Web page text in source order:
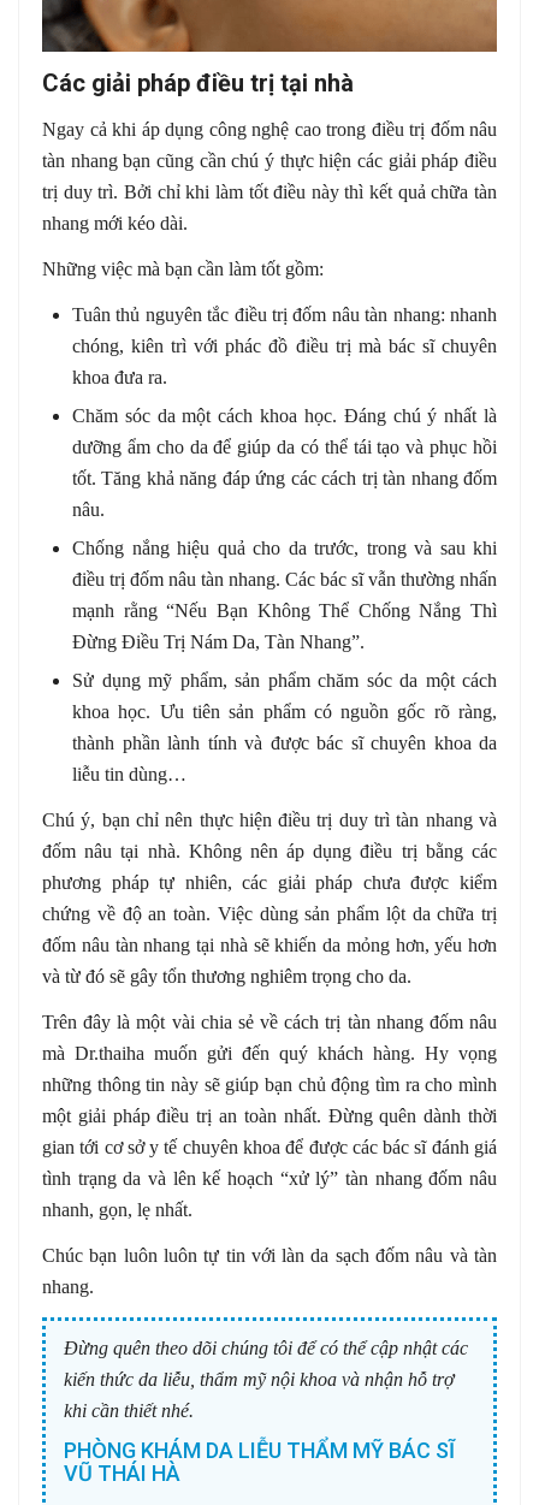
Các giải pháp điều trị tại nhà
Ngay cả khi áp dụng công nghệ cao trong điều trị đốm nâu
tàn nhang bạn cũng cần chú ý thực hiện các giải pháp điều
trị duy trì. Bởi chỉ khi làm tốt điều này thì kết quả chữa tàn
nhang mới kéo dài.
Những việc mà bạn cần làm tốt gồm:
Tuân thủ nguyên tắc điều trị đốm nâu tàn nhang: nhanh
chóng, kiên trì với phác đồ điều trị mà bác sĩ chuyên
khoa đưa ra.
Chăm sóc da một cách khoa học. Đáng chú ý nhất là
dưỡng ẩm cho da để giúp da có thể tái tạo và phục hồi
tốt. Tăng khả năng đáp ứng các cách trị tàn nhang đốm
nâu.
Chống nắng hiệu quả cho da trước, trong và sau khi
điều trị đốm nâu tàn nhang. Các bác sĩ vẫn thường nhấn
mạnh rằng “Nếu Bạn Không Thể Chống Nắng Thì
Đừng Điều Trị Nám Da, Tàn Nhang”.
Sử dụng mỹ phẩm, sản phẩm chăm sóc da một cách
khoa học. Ưu tiên sản phẩm có nguồn gốc rõ ràng,
thành phần lành tính và được bác sĩ chuyên khoa da
liễu tin dùng…
Chú ý, bạn chỉ nên thực hiện điều trị duy trì tàn nhang và
đốm nâu tại nhà. Không nên áp dụng điều trị bằng các
phương pháp tự nhiên, các giải pháp chưa được kiểm
chứng về độ an toàn. Việc dùng sản phẩm lột da chữa trị
đốm nâu tàn nhang tại nhà sẽ khiến da mỏng hơn, yếu hơn
và từ đó sẽ gây tổn thương nghiêm trọng cho da.
Trên đây là một vài chia sẻ về cách trị tàn nhang đốm nâu
mà Dr.thaiha muốn gửi đến quý khách hàng. Hy vọng
những thông tin này sẽ giúp bạn chủ động tìm ra cho mình
một giải pháp điều trị an toàn nhất. Đừng quên dành thời
gian tới cơ sở y tế chuyên khoa để được các bác sĩ đánh giá
tình trạng da và lên kế hoạch “xử lý” tàn nhang đốm nâu
nhanh, gọn, lẹ nhất.
Chúc bạn luôn luôn tự tin với làn da sạch đốm nâu và tàn
nhang.
Đừng quên theo dõi chúng tôi để có thể cập nhật các
kiến thức da liễu, thẩm mỹ nội khoa và nhận hỗ trợ
khi cần thiết nhé.
PHÒNG KHÁM DA LIỄU THẨM MỸ BÁC SĨ
VŨ THÁI HÀ